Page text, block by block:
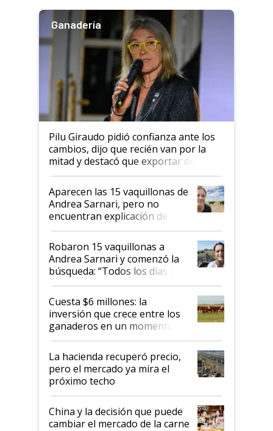
Ganadería
Pilu Giraudo pidió confianza ante los
cambios, dijo que recién van por la
mitad y destacó que exportar dejó de
ser "para unos pocos": "Tenemos un
mandato muy claro del gobierno
nacional"
Aparecen las 15 vaquillonas de
Andrea Sarnari, pero no
encuentran explicación de
cómo llegaron allí
Robaron 15 vaquillonas a
Andrea Sarnari y comenzó la
búsqueda: “Todos los días le
toca a algún productor”
Cuesta $6 millones: la
inversión que crece entre los
ganaderos en un momento
histórico para la actividad
La hacienda recuperó precio,
pero el mercado ya mira el
próximo techo
China y la decisión que puede
cambiar el mercado de la carne